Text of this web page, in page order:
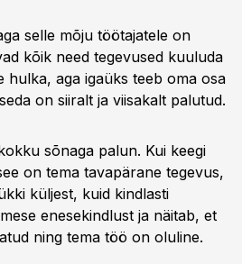
selle mõju töötajatele on
kõik need tegevused kuuluda
hulka, aga igaüks teeb oma osa
on siiralt ja viisakalt palutud.
sõnaga palun. Kui keegi
on tema tavapärane tegevus,
küljest, kuid kindlasti
enesekindlust ja näitab, et
ning tema töö on oluline.